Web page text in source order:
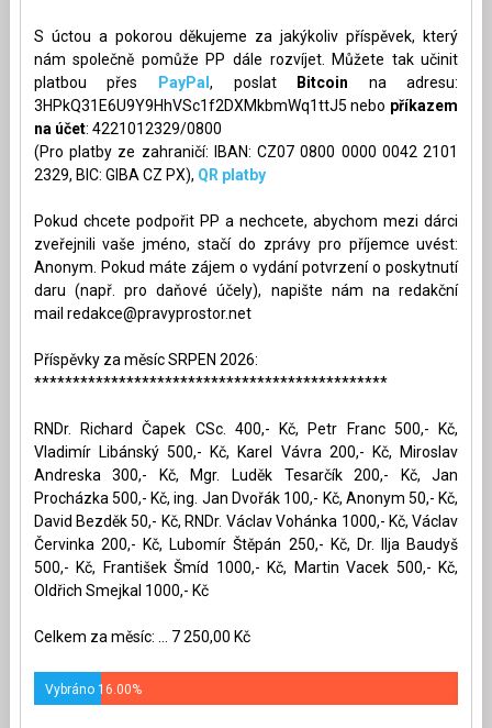
S úctou a pokorou děkujeme za jakýkoliv příspěvek, který
nám společně pomůže PP dále rozvíjet. Můžete tak učinit
platbou přes
PayPal , poslat Bitcoin na adresu:
3HPkQ31E6U9Y9HhVSc1f2DXMkbmWq1ttJ5 nebo příkazem
na účet: 4221012329/0800
(Pro platby ze zahraničí: IBAN: CZ07 0800 0000 0042 2101
2329, BIC: GIBA CZ PX), QR platby
Pokud chcete podpořit PP a nechcete, abychom mezi dárci
zveřejnili vaše jméno, stačí do zprávy pro příjemce uvést:
Anonym. Pokud máte zájem o vydání potvrzení o poskytnutí
daru (např. pro daňové účely), napište nám na redakční
mail redakce@pravyprostor.net
Příspěvky za měsíc SRPEN 2026:
**********************************************
RNDr. Richard Čapek CSc. 400,- Kč, Petr Franc 500,- Kč,
Vladimír Libánský 500,- Kč, Karel Vávra 200,- Kč, Miroslav
Andreska 300,- Kč, Mgr. Luděk Tesarčík 200,- Kč, Jan
Procházka 500,- Kč, ing. Jan Dvořák 100,- Kč, Anonym 50,- Kč,
David Bezděk 50,- Kč, RNDr. Václav Vohánka 1000,- Kč, Václav
Červinka 200,- Kč, Lubomír Štěpán 250,- Kč, Dr. Ilja Baudyš
500,- Kč, František Šmíd 1000,- Kč, Martin Vacek 500,- Kč,
Oldřich Smejkal 1000,- Kč
Celkem za měsíc: ... 7 250,00 Kč
Vybráno 16.00%